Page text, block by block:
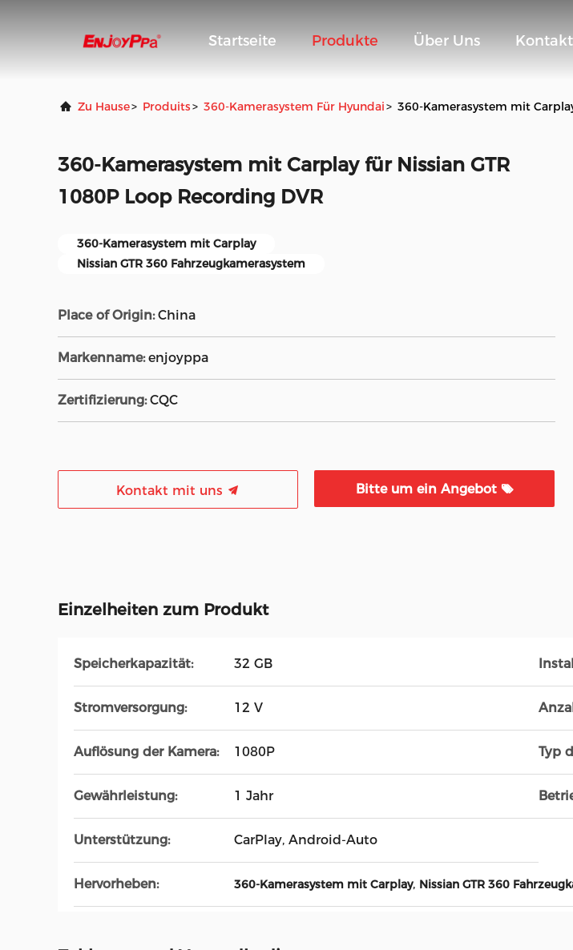
Startseite Produkte Über Uns Kontakt
Zu Hause> Produits> 360-Kamerasystem Für Hyundai> 360-Kamerasystem mit
360-Kamerasystem mit Carplay für Nissian GTR
1080P Loop Recording DVR
360-Kamerasystem mit Carplay
Nissian GTR 360 Fahrzeugkamerasystem
Place of Origin: China
Markenname: enjoyppa
Zertifizierung: CQC
Kontakt mit uns Bitte um ein Angebot
Einzelheiten zum Produkt
Speicherkapazität: 32 GB
Stromversorgung: 12 V
Auflösung der Kamera: 1080P Typ
Gewährleistung: 1 Jahr
Unterstützung: CarPlay, Android-Auto
Hervorheben: 360-Kamerasystem mit Carplay, Nissian GTR 360